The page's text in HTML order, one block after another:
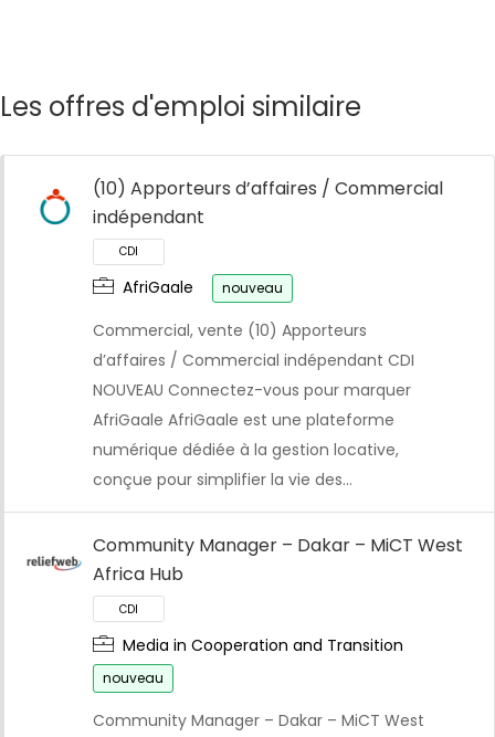
Les offres d'emploi similaire
(10) Apporteurs d’affaires / Commercial
indépendant
AfriGaale nouveau
Commercial, vente (10) Apporteurs
d’affaires / Commercial indépendant CDI
NOUVEAU Connectez-vous pour marquer
AfriGaale AfriGaale est une plateforme
numérique dédiée à la gestion locative,
conçue pour simplifier la vie des…
Community Manager – Dakar – MiCT West
Africa Hub
Media in Cooperation and Transition
nouveau
Community Manager – Dakar – MiCT West